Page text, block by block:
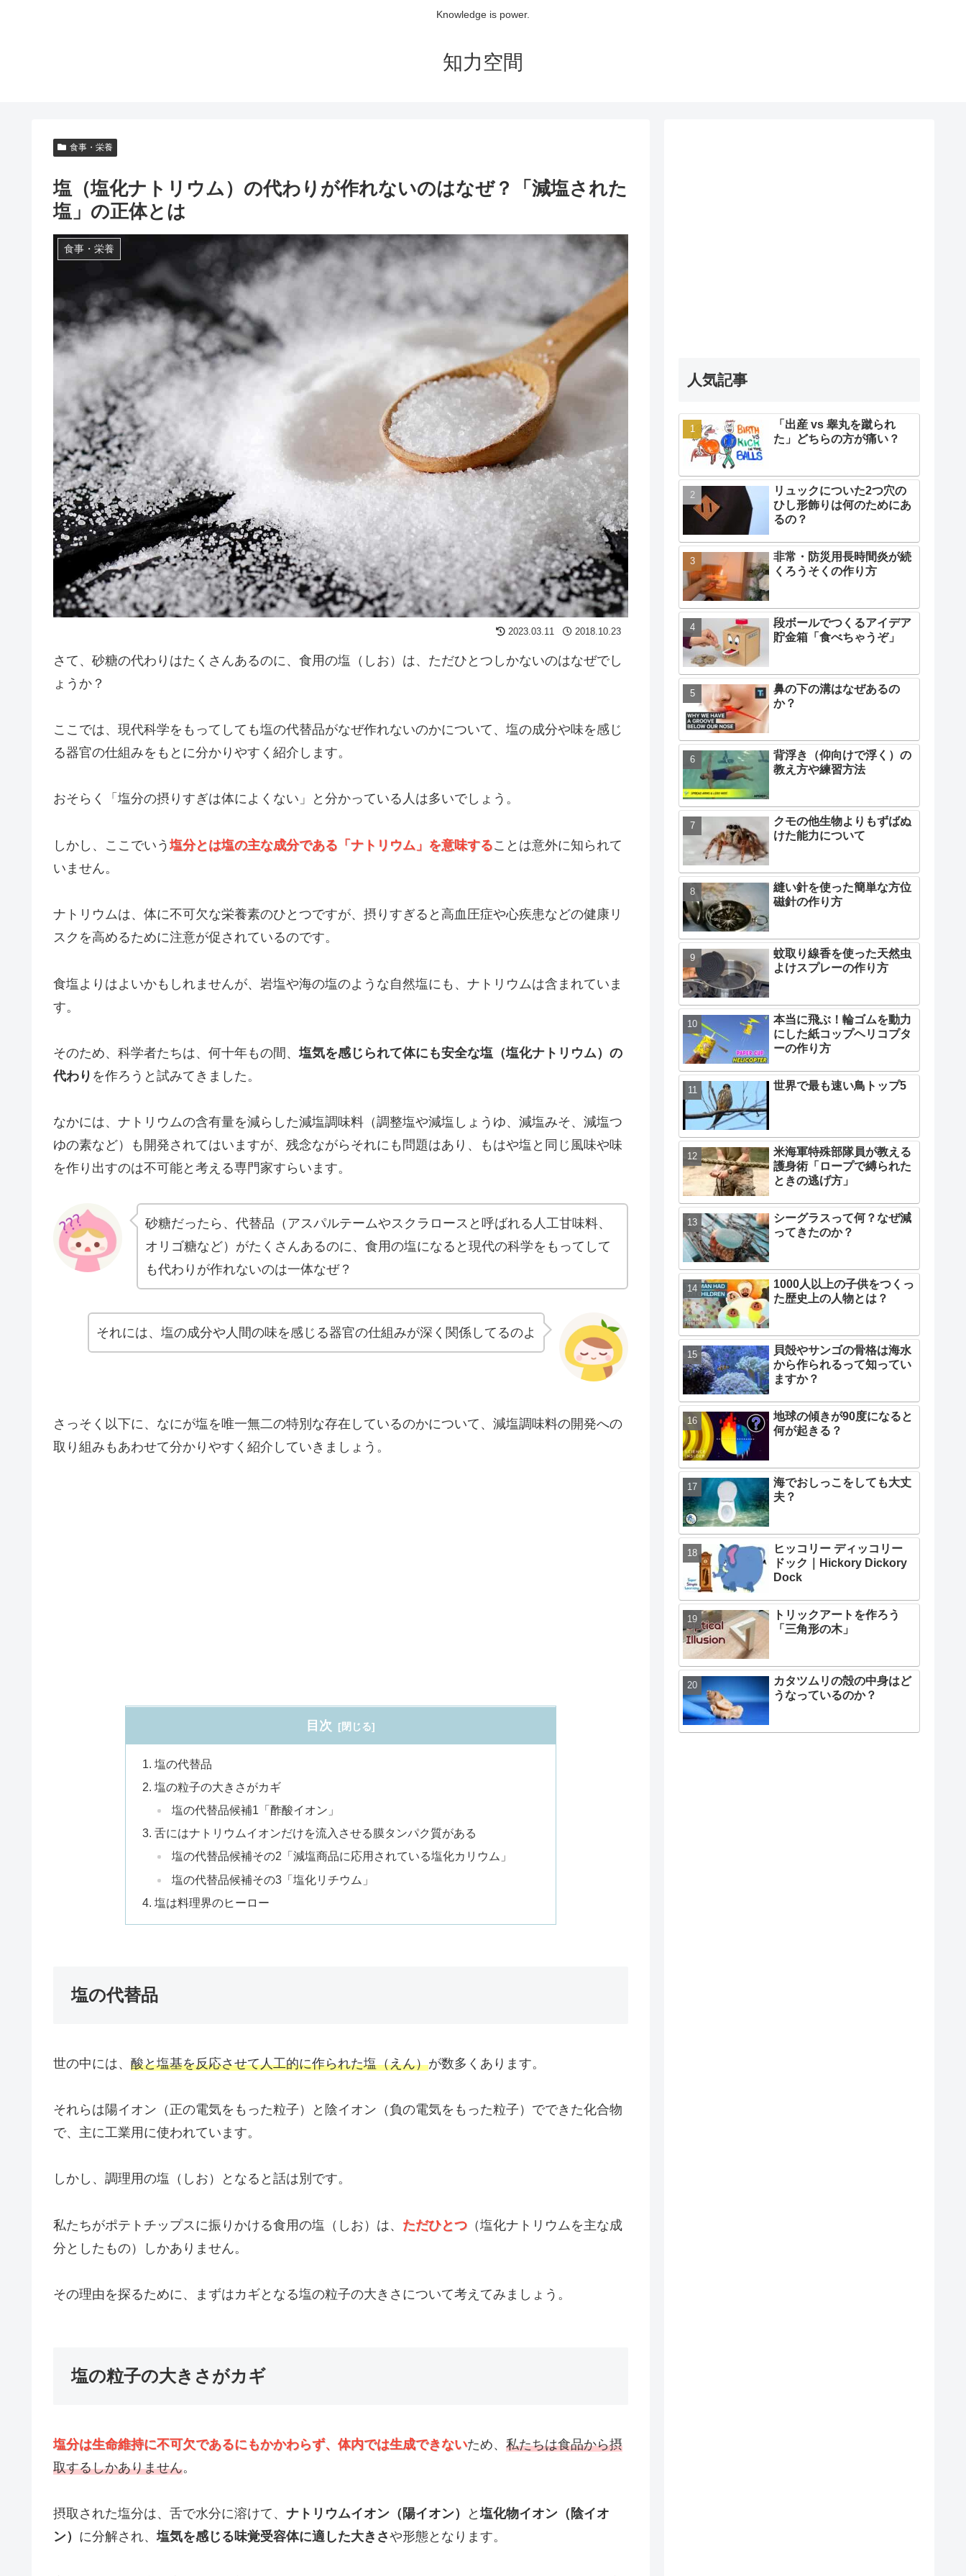
Knowledge is power.
知力空間
食事・栄養
塩（塩化ナトリウム）の代わりが作れないのはなぜ？「減塩された
塩」の正体とは
食事・栄養
2023.03.11 2018.10.23
さて、砂糖の代わりはたくさんあるのに、食用の塩（しお）は、ただひとつしかないのはなぜでし
ょうか？
ここでは、現代科学をもってしても塩の代替品がなぜ作れないのかについて、塩の成分や味を感じ
る器官の仕組みをもとに分かりやすく紹介します。
おそらく「塩分の摂りすぎは体によくない」と分かっている人は多いでしょう。
しかし、ここでいう 塩分とは塩の主な成分である「ナトリウム」を意味することは意外に知られて
いません。
ナトリウムは、体に不可欠な栄養素のひとつですが、摂りすぎると高血圧症や心疾患などの健康リ
スクを高めるために注意が促されているのです。
食塩よりはよいかもしれませんが、岩塩や海の塩のような自然塩にも、ナトリウムは含まれていま
す。
そのため、科学者たちは、何十年もの間、塩気を感じられて体にも安全な塩（塩化ナトリウム）の
代わり を作ろうと試みてきました。
なかには、ナトリウムの含有量を減らした減塩調味料（調整塩や減塩しょうゆ、減塩みそ、減塩つ
ゆの素など）も開発されてはいますが、残念ながらそれにも問題はあり、もはや塩と同じ風味や味
を作り出すのは不可能と考える専門家すらいます。
砂糖だったら、代替品（アスパルテームやスクラロースと呼ばれる人工甘味料、
オリゴ糖など）がたくさんあるのに、食用の塩になると現代の科学をもってして
も代わりが作れないのは一体なぜ？
それには、塩の成分や人間の味を感じる器官の仕組みが深く関係してるのよ
さっそく以下に、なにが塩を唯一無二の特別な存在しているのかについて、減塩調味料の開発への
取り組みもあわせて分かりやすく紹介していきましょう。
目次
塩の代替品
塩の粒子の大きさがカギ
塩の代替品候補1「酢酸イオン」
舌にはナトリウムイオンだけを流入させる膜タンパク質がある
塩の代替品候補その2「減塩商品に応用されている塩化カリウム」
塩の代替品候補その3「塩化リチウム」
塩は料理界のヒーロー
塩の代替品
世の中には、 酸と塩基を反応させて人工的に作られた塩（えん）が数多くあります。
それらは陽イオン（正の電気をもった粒子）と陰イオン（負の電気をもった粒子）でできた化合物
で、主に工業用に使われています。
しかし、調理用の塩（しお）となると話は別です。
私たちがポテトチップスに振りかける食用の塩（しお）は、 ただひとつ （塩化ナトリウムを主な成
分としたもの）しかありません。
その理由を探るために、まずはカギとなる塩の粒子の大きさについて考えてみましょう。
塩の粒子の大きさがカギ
塩分は生命維持に不可欠であるにもかかわらず、体内では生成できないため、 私たちは食品から摂
取するしかありません。
摂取された塩分は、舌で水分に溶けて、 ナトリウムイオン（陽イオン） と塩化物イオン（陰イオ
ン） に分解され、塩気を感じる味覚受容体に適した大きさや形態となります。
人気記事
「出産 vs 睾丸を蹴られ
た」どちらの方が痛い？
リュックについた2つ穴の
ひし形飾りは何のためにあ
るの？
非常・防災用長時間炎が続
くろうそくの作り方
段ボールでつくるアイデア
貯金箱「食べちゃうぞ」
鼻の下の溝はなぜあるの
か？
背浮き（仰向けで浮く）の
教え方や練習方法
クモの他生物よりもずばぬ
けた能力について
縫い針を使った簡単な方位
磁針の作り方
蚊取り線香を使った天然虫
よけスプレーの作り方
本当に飛ぶ！輪ゴムを動力
にした紙コップヘリコプタ
ーの作り方
世界で最も速い鳥トップ5
米海軍特殊部隊員が教える
護身術「ロープで縛られた
ときの逃げ方」
シーグラスって何？なぜ減
ってきたのか？
1000人以上の子供をつくっ
た歴史上の人物とは？
貝殻やサンゴの骨格は海水
から作られるって知ってい
ますか？
地球の傾きが90度になると
何が起きる？
海でおしっこをしても大丈
夫？
ヒッコリー ディッコリー
ドック｜Hickory Dickory
Dock
トリックアートを作ろう
「三角形の木」
カタツムリの殻の中身はど
うなっているのか？